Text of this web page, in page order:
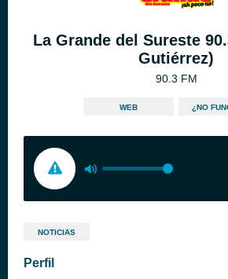
La Grande del Sureste
Gutiérrez)
90.3 FM
WEB ¿NO
NOTICIAS
Perfil